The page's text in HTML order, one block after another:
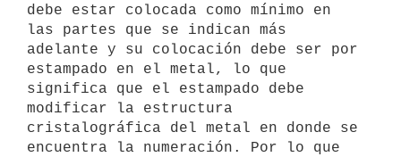
debe estar colocada como mínimo en
las partes que se indican más
adelante y su colocación debe ser por
estampado en el metal, lo que
significa que el estampado debe
modificar la estructura
cristalográfica del metal en donde se
encuentra la numeración. Por lo que